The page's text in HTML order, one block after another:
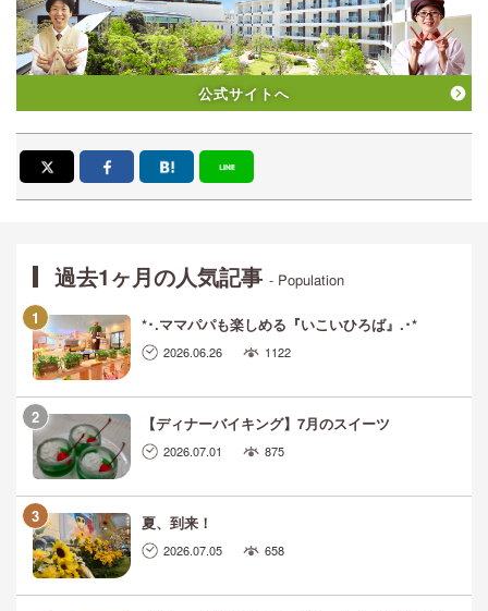
公式サイトへ
過去1ヶ月の人気記事- Population
*･.ママパパも楽しめる『いこいひろば』.･*
2026.06.26 1122
【ディナーバイキング】7月のスイーツ
2026.07.01 875
夏、到来！
2026.07.05 658